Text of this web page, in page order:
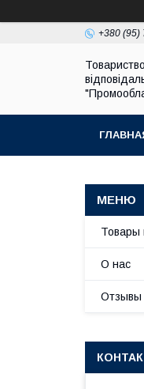
+380 (95)
Товары
О нас
Отзывы